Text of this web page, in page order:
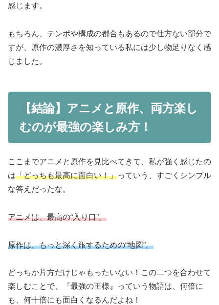
感じます。
もちろん、テンポや構成の都合もあるので仕方ない部分で
すが、原作の濃厚さを知っている私には少し物足りなく感
じました。
【結論】アニメと原作、両方楽し
むのが最強の楽しみ方！
ここまでアニメと原作を見比べてきて、私が強く感じたの
は「どっちも最高に面白い！」っていう、すごくシンプル
な答えだったな。
アニメは、最高の“入り口”。
原作は、もっと深く旅するための“地図”。
どっちか片方だけじゃもったいない！この二つを合わせて
楽しむことで、『最強の王様』っていう物語は、何倍に
も、何十倍にも面白くなるんだよね！